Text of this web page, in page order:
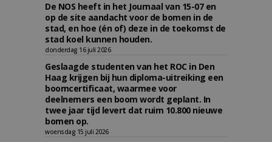
De NOS heeft in het Journaal van 15-07 en
op de site aandacht voor de bomen in de
stad, en hoe (én of) deze in de toekomst de
stad koel kunnen houden.
donderdag 16 juli 2026
Geslaagde studenten van het ROC in Den
Haag krijgen bij hun diploma-uitreiking een
boomcertificaat, waarmee voor
deelnemers een boom wordt geplant. In
twee jaar tijd levert dat ruim 10.800 nieuwe
bomen op.
woensdag 15 juli 2026